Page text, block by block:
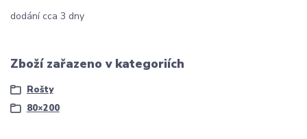
dodání cca 3 dny
Zboží zařazeno v kategoriích
Rošty
80×200